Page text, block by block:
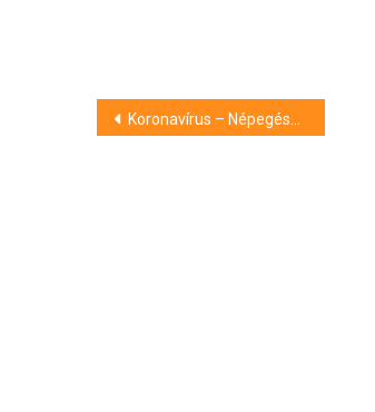
Bejegyzés
Koronavírus – Népegészségügyi központ: enyhén csökkent az örökítőanyag koncentrációja a szennyvízben